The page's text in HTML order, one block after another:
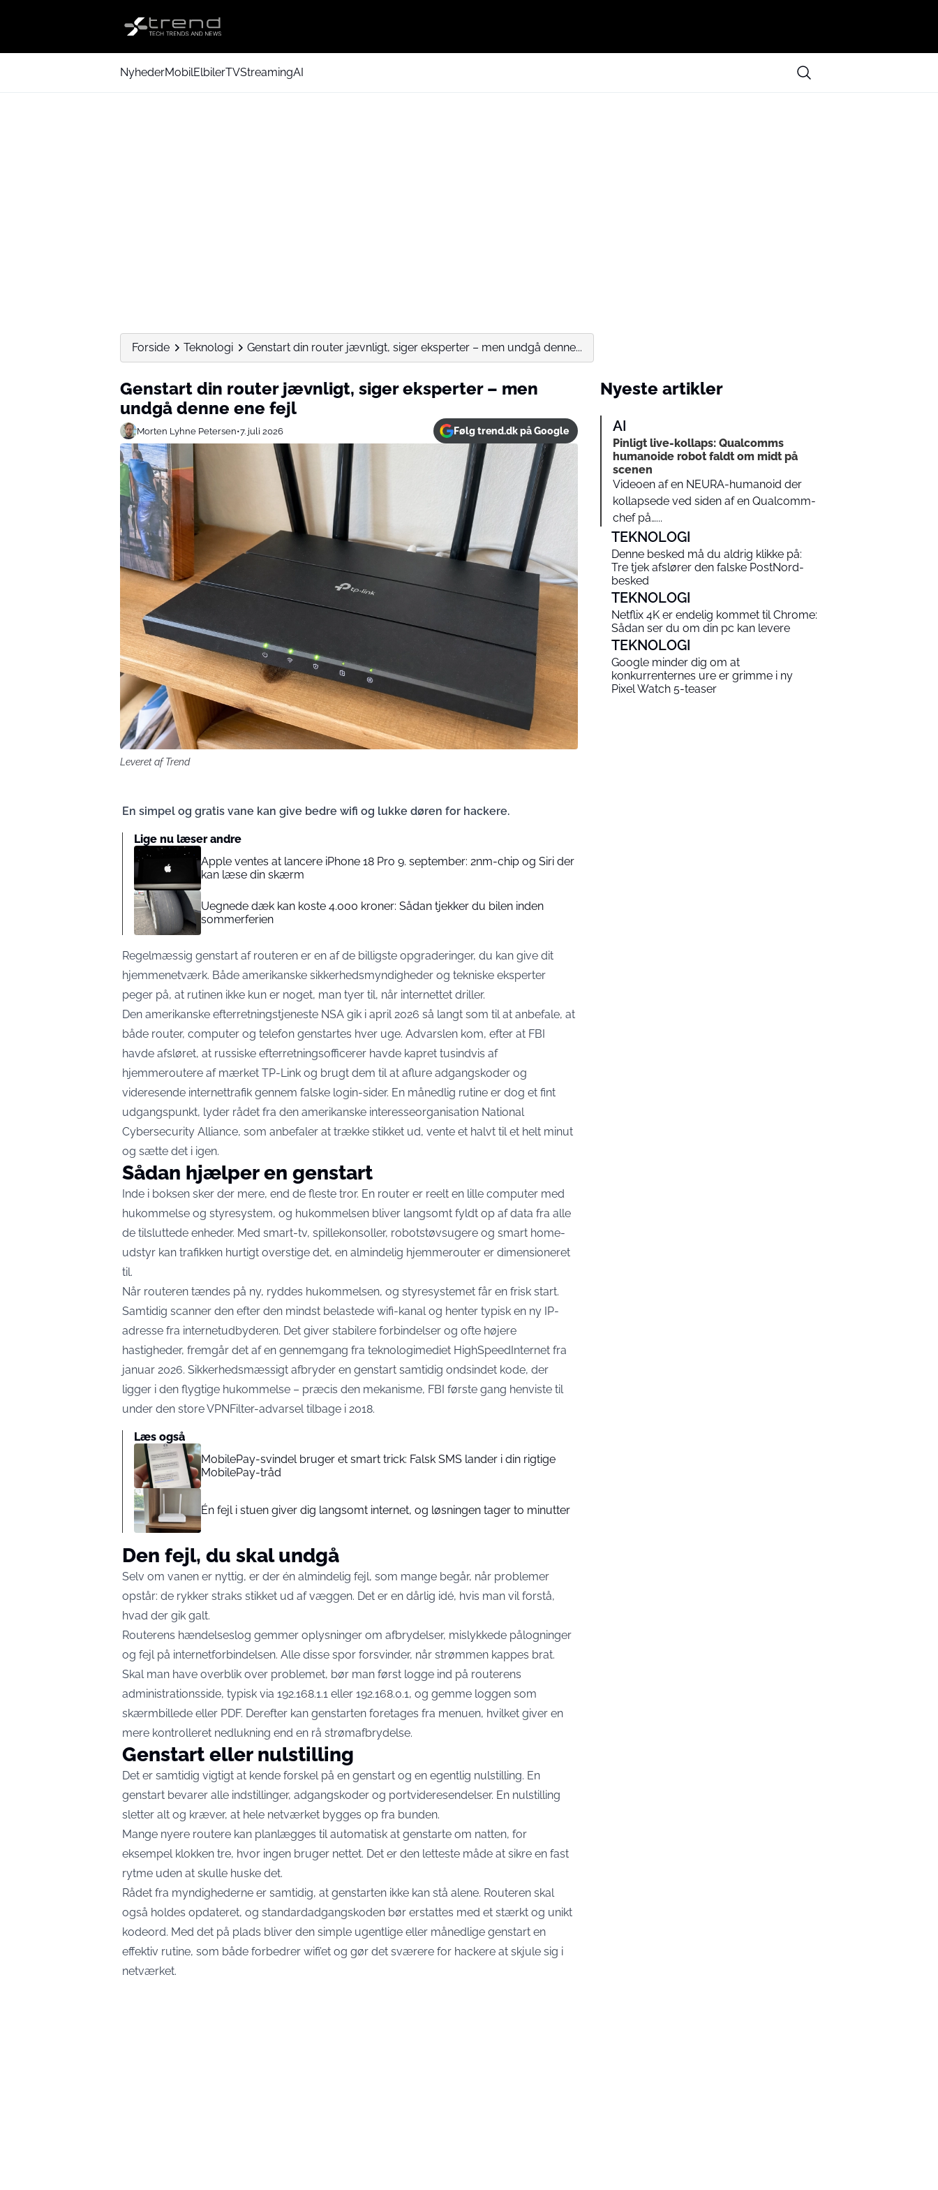
NyhederMobilElbilerTVStreamingAI
Forside Teknologi Genstart din router jævnligt, siger eksperter – men undgå denne...
Genstart din router jævnligt, siger eksperter – men
undgå denne ene fejl
Morten Lyhne Petersen•7. juli 2026 Følg trend.dk på Google
Leveret af Trend
En simpel og gratis vane kan give bedre wifi og lukke døren for hackere.
Lige nu læser andre
Apple ventes at lancere iPhone 18 Pro 9. september: 2nm-chip og Siri der
kan læse din skærm
Uegnede dæk kan koste 4.000 kroner: Sådan tjekker du bilen inden
sommerferien
Regelmæssig genstart af routeren er en af de billigste opgraderinger, du kan give dit
hjemmenetværk. Både amerikanske sikkerhedsmyndigheder og tekniske eksperter
peger på, at rutinen ikke kun er noget, man tyer til, når internettet driller.
Den amerikanske efterretningstjeneste NSA gik i april 2026 så langt som til at anbefale, at
både router, computer og telefon genstartes hver uge. Advarslen kom, efter at FBI
havde afsløret, at russiske efterretningsofficerer havde kapret tusindvis af
hjemmeroutere af mærket TP-Link og brugt dem til at aflure adgangskoder og
videresende internettrafik gennem falske login-sider. En månedlig rutine er dog et fint
udgangspunkt, lyder rådet fra den amerikanske interesseorganisation National
Cybersecurity Alliance, som anbefaler at trække stikket ud, vente et halvt til et helt minut
og sætte det i igen.
Sådan hjælper en genstart
Inde i boksen sker der mere, end de fleste tror. En router er reelt en lille computer med
hukommelse og styresystem, og hukommelsen bliver langsomt fyldt op af data fra alle
de tilsluttede enheder. Med smart-tv, spillekonsoller, robotstøvsugere og smart home-
udstyr kan trafikken hurtigt overstige det, en almindelig hjemmerouter er dimensioneret
til.
Når routeren tændes på ny, ryddes hukommelsen, og styresystemet får en frisk start.
Samtidig scanner den efter den mindst belastede wifi-kanal og henter typisk en ny IP-
adresse fra internetudbyderen. Det giver stabilere forbindelser og ofte højere
hastigheder, fremgår det af en gennemgang fra teknologimediet HighSpeedInternet fra
januar 2026. Sikkerhedsmæssigt afbryder en genstart samtidig ondsindet kode, der
ligger i den flygtige hukommelse – præcis den mekanisme, FBI første gang henviste til
under den store VPNFilter-advarsel tilbage i 2018.
Læs også
MobilePay-svindel bruger et smart trick: Falsk SMS lander i din rigtige
MobilePay-tråd
Én fejl i stuen giver dig langsomt internet, og løsningen tager to minutter
Den fejl, du skal undgå
Selv om vanen er nyttig, er der én almindelig fejl, som mange begår, når problemer
opstår: de rykker straks stikket ud af væggen. Det er en dårlig idé, hvis man vil forstå,
hvad der gik galt.
Routerens hændelseslog gemmer oplysninger om afbrydelser, mislykkede pålogninger
og fejl på internetforbindelsen. Alle disse spor forsvinder, når strømmen kappes brat.
Skal man have overblik over problemet, bør man først logge ind på routerens
administrationsside, typisk via 192.168.1.1 eller 192.168.0.1, og gemme loggen som
skærmbillede eller PDF. Derefter kan genstarten foretages fra menuen, hvilket giver en
mere kontrolleret nedlukning end en rå strømafbrydelse.
Genstart eller nulstilling
Det er samtidig vigtigt at kende forskel på en genstart og en egentlig nulstilling. En
genstart bevarer alle indstillinger, adgangskoder og portvideresendelser. En nulstilling
sletter alt og kræver, at hele netværket bygges op fra bunden.
Mange nyere routere kan planlægges til automatisk at genstarte om natten, for
eksempel klokken tre, hvor ingen bruger nettet. Det er den letteste måde at sikre en fast
rytme uden at skulle huske det.
Rådet fra myndighederne er samtidig, at genstarten ikke kan stå alene. Routeren skal
også holdes opdateret, og standardadgangskoden bør erstattes med et stærkt og unikt
kodeord. Med det på plads bliver den simple ugentlige eller månedlige genstart en
effektiv rutine, som både forbedrer wifi’et og gør det sværere for hackere at skjule sig i
netværket.
Nyeste artikler
AI
Pinligt live-kollaps: Qualcomms
humanoide robot faldt om midt på
scenen
Videoen af en NEURA-humanoid der
kollapsede ved siden af en Qualcomm-
chef på…...
TEKNOLOGI
Denne besked må du aldrig klikke på:
Tre tjek afslører den falske PostNord-
besked
TEKNOLOGI
Netflix 4K er endelig kommet til Chrome:
Sådan ser du om din pc kan levere
TEKNOLOGI
Google minder dig om at
konkurrenternes ure er grimme i ny
Pixel Watch 5-teaser